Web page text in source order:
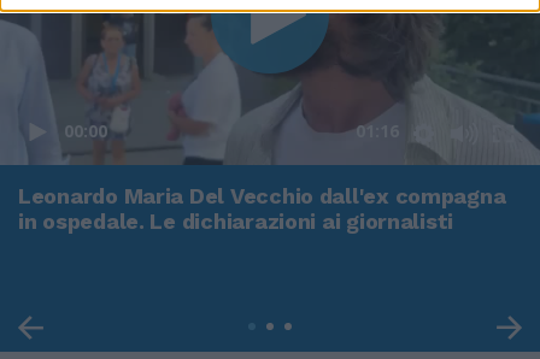
00:00 01:16
Leonardo Maria Del Vecchio dall'ex compagna
in ospedale. Le dichiarazioni ai giornalisti